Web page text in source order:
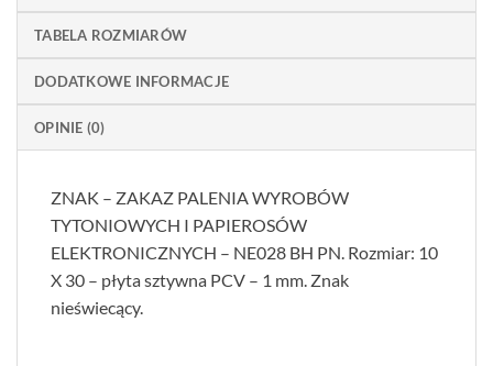
TABELA ROZMIARÓW
DODATKOWE INFORMACJE
OPINIE (0)
ZNAK – ZAKAZ PALENIA WYROBÓW
TYTONIOWYCH I PAPIEROSÓW
ELEKTRONICZNYCH – NE028 BH PN. Rozmiar: 10
X 30 – płyta sztywna PCV – 1 mm. Znak
nieświecący.